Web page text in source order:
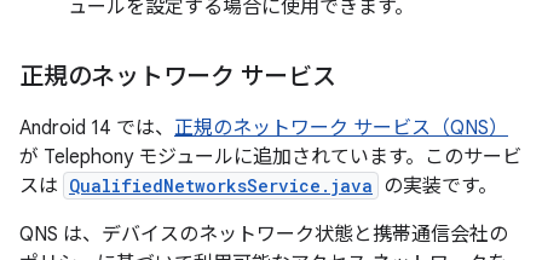
ュールを設定する場合に使用できます。
正規のネットワーク サービス
Android 14 では、 正規のネットワーク サービス（QNS）
が Telephony モジュールに追加されています。このサービ
スは QualifiedNetworksService.java の実装です。
QNS は、デバイスのネットワーク状態と携帯通信会社の